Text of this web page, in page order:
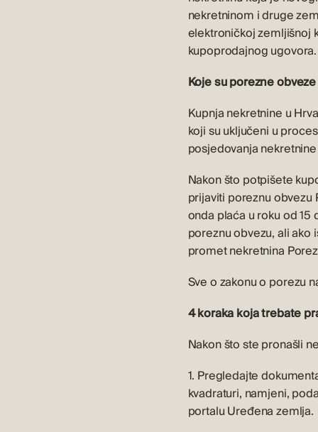
nekretninom i druge
elektroničkoj zemljišnoj
kupoprodajnog ugovora.
Koje su porezne
Kupnja nekretnine u
koji su uključeni u
posjedovanja
Nakon što potpišete
prijaviti poreznu obvezu
onda plaća u roku od
poreznu obvezu, ali
promet nekretnina
Sve o zakonu o porezu
4 koraka koja trebate
Nakon što ste pronašli
1. Pregledajte
kvadraturi, namjeni,
portaluUređena zemlja.